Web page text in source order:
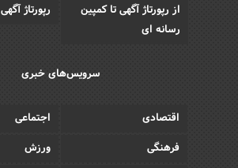
از رپورتاژ آگهی تا کمپین
رسانه ای
رپورتاژ آگهی
سرویس‌های خبری
اقتصادی
اجتماعی
فرهنگی
ورزش